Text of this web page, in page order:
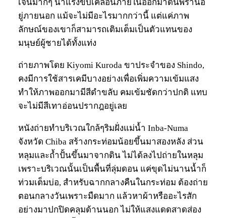
เจนมากๆ นำแรงขับเคลื่อนภายในออกมาดิ้นพร่านอ
ยู่ภายนอก แม้จะไม่มีอะไรมากกว่านี้ แต่แค่ภาพ
ลักษณ์ของเขาก็สามารถเติมเต็มเป็นตัวแทนของ
มนุษย์ผู้ชายได้ทั้งแท่ง
ถ่ายภาพโดย Kiyomi Kuroda ขาประจำของ Shindo,
คงมีการใช้สารเคมีบางอย่างเพื่อเพิ่มความเข้มแสง
ทำให้ภาพออกมามีสีดำขลับ คมเข้มชัดกว่าปกติ แทบ
จะไม่มีสีเทาอ่อนปรากฎอยู่เลย
หนังถ่ายทำบริเวณใกล้ๆริมฝั่งแม่น้ำ Inba-Numa
จังหวัด Chiba สร้างกระท่อมน้อยขึ้นมาสองหลัง ส่วน
หลุมและถ้ำปั้นขึ้นมาจากดิน ไม่ได้ลงไปถ่ายในหลุม
เพราะบริเวณนั้นเป็นพื้นที่ลุ่มดอน แค่ขุดไม่นานน้ำก็
ท่วมเต็มบ่อ, สำหรับฉากกลางคืนในกระท่อม ต้องถ่าย
ตอนกลางวันเพราะมืดมาก แล้วหาผ้าหรืออะไรสัก
อย่างมาปกปิดคลุมด้านนอก ไม่ให้แสงแดดสาดส่อง